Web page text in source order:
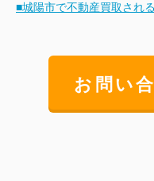
■城陽市で不動産買取され
お問い